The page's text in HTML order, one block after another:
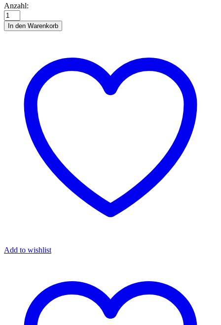
Beard
Gnomes
Instruction
Anzahl
Anzahl:
In den Warenkorb
Add to wishlist